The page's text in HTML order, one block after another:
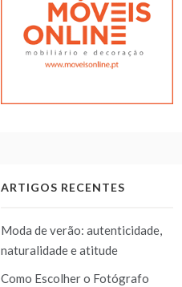
ARTIGOS RECENTES
Moda de verão: autenticidade,
naturalidade e atitude
Como Escolher o Fotógrafo